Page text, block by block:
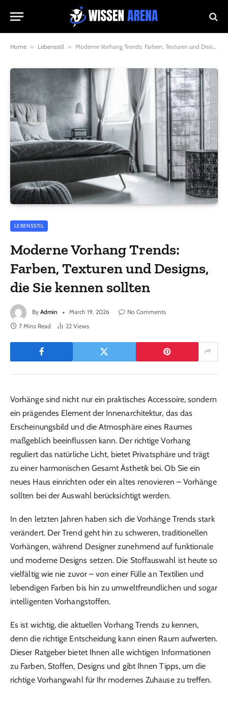
Home » Lebensstil » Moderne Vorhang Trends: Farben, Texturen und Designs, die Sie kennen sollten
LEBENSSTIL
Moderne Vorhang Trends:
Farben, Texturen und Designs,
die Sie kennen sollten
By Admin March 19, 2026
No Comments
7 Mins Read
22 Views
Vorhänge sind nicht nur ein praktisches Accessoire, sondern
ein prägendes Element der Innenarchitektur, das das
Erscheinungsbild und die Atmosphäre eines Raumes
maßgeblich beeinflussen kann. Der richtige Vorhang
reguliert das natürliche Licht, bietet Privatsphäre und trägt
zu einer harmonischen Gesamt Ästhetik bei. Ob Sie ein
neues Haus einrichten oder ein altes renovieren – Vorhänge
sollten bei der Auswahl berücksichtigt werden.
In den letzten Jahren haben sich die Vorhänge Trends stark
verändert. Der Trend geht hin zu schweren, traditionellen
Vorhängen, während Designer zunehmend auf funktionale
und moderne Designs setzen. Die Stoffauswahl ist heute so
vielfältig wie nie zuvor – von einer Fülle an Textilien und
lebendigen Farben bis hin zu umweltfreundlichen und sogar
intelligenten Vorhangstoffen.
Es ist wichtig, die aktuellen Vorhang Trends zu kennen,
denn die richtige Entscheidung kann einen Raum aufwerten.
Dieser Ratgeber bietet Ihnen alle wichtigen Informationen
zu Farben, Stoffen, Designs und gibt Ihnen Tipps, um die
richtige Vorhangwahl für Ihr modernes Zuhause zu treffen.